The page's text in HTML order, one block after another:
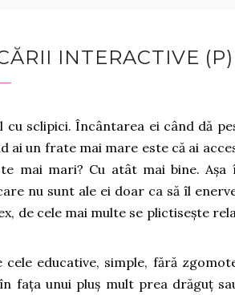
INTERACTIVE (P)
sclipici. Încântarea ei când dă
ai un frate mai mare este că ai
mai mari? Cu atât mai bine. Așa
nu sunt ale ei doar ca să îl
de cele mai multe se plictisește
educative, simple, fără
fața unui pluș mult prea drăguț